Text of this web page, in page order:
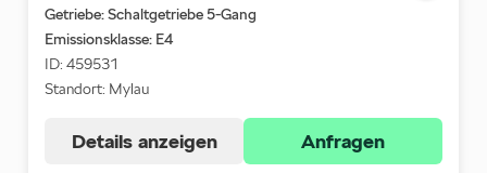
Getriebe: Schaltgetriebe 5-Gang
Emissionsklasse: E4
ID: 459531
Standort: Mylau
Details anzeigen Anfragen